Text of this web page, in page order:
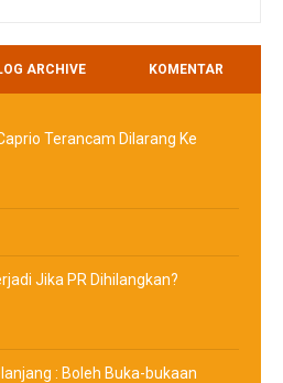
ARCHIVE KOMENTAR
Terancam Dilarang Ke
Jika PR Dihilangkan?
: Boleh Buka-bukaan